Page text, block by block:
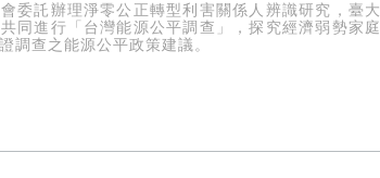
委託辦理淨零公正轉型利害關係人辨識研究，臺
同進行「台灣能源公平調查」，探究經濟弱勢家
調查之能源公平政策建議。